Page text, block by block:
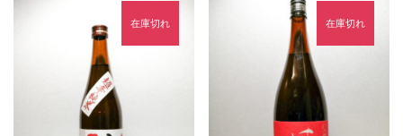
在庫切れ 在庫切れ